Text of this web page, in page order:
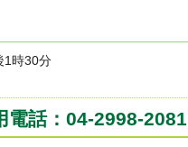
1時30分
電話：04-2998-2081